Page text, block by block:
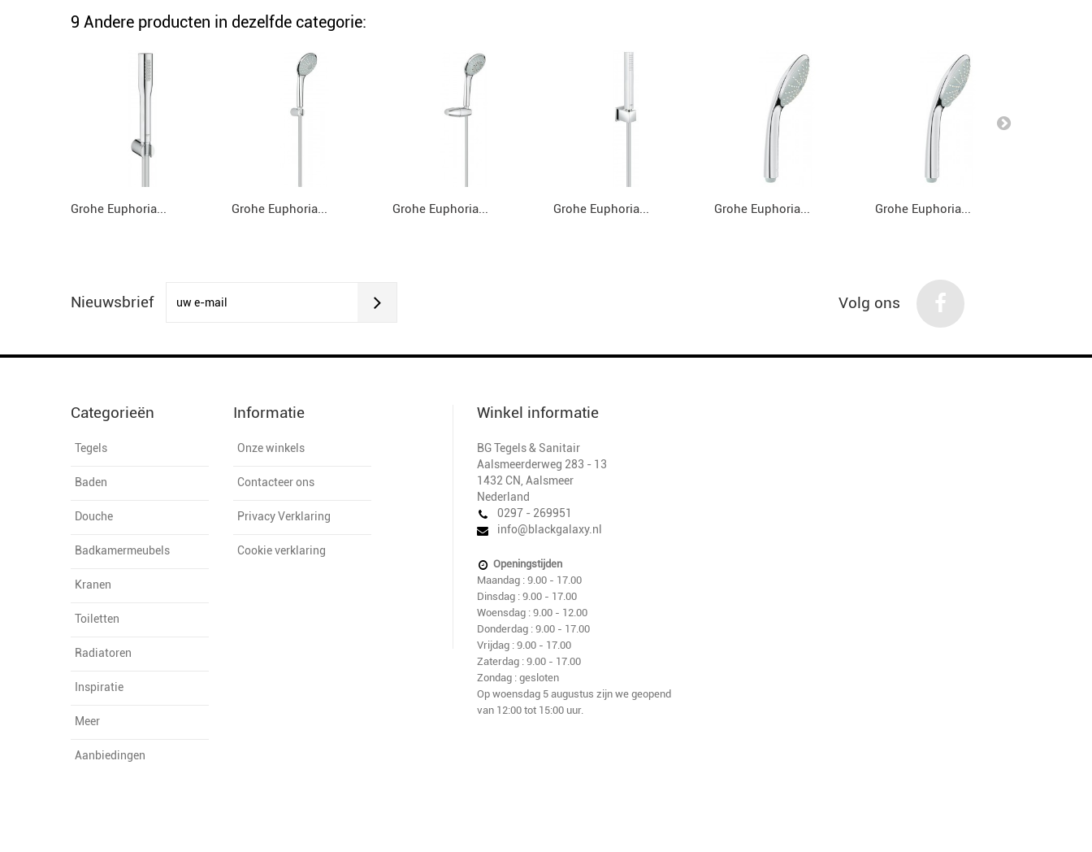
9 Andere producten in dezelfde categorie:
Grohe Euphoria... Grohe Euphoria... Grohe Euphoria... Grohe Euphoria... Grohe Euphoria... Grohe Euphoria...
Nieuwsbrief Volg ons
Categorieën
Tegels
Baden
Douche
Badkamermeubels
Kranen
Toiletten
Radiatoren
Inspiratie
Meer
Aanbiedingen
Informatie
Onze winkels
Contacteer ons
Privacy Verklaring
Cookie verklaring
Winkel informatie
BG Tegels & Sanitair
Aalsmeerderweg 283 - 13
1432 CN Aalsmeer
Nederland
0297 - 269951
info@blackgalaxy.nl
Openingstijden
Maandag : 9.00 - 17.00
Dinsdag : 9.00 - 17.00
Woensdag : 9.00 - 12.00
Donderdag : 9.00 - 17.00
Vrijdag : 9.00 - 17.00
Zaterdag : 9.00 - 17.00
Zondag : gesloten
Op woensdag 5 augustus zijn we geopend
van 12:00 tot 15:00 uur.